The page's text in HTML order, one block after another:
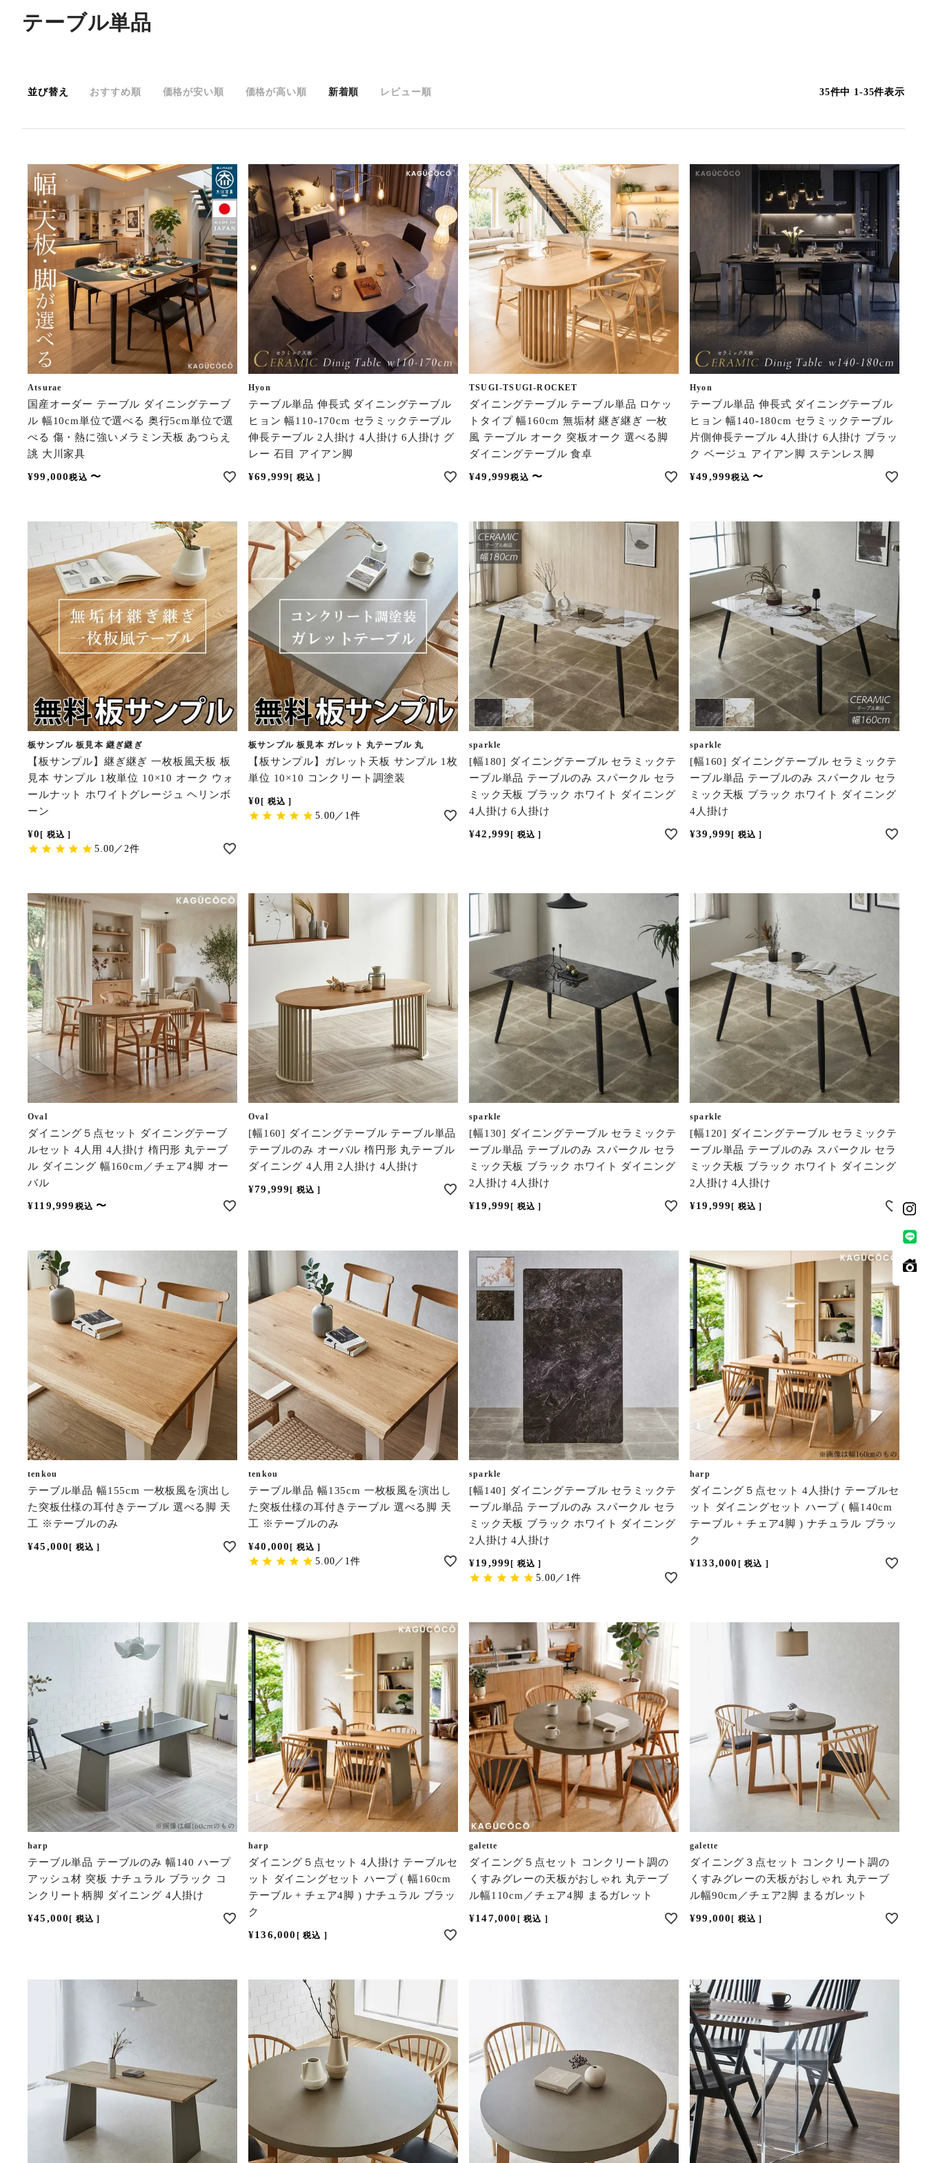
テーブル単品
並び替え おすすめ順 価格が安い順 価格が高い順 新着順 レビュー順 35件中 1-35件表示
Atsurae
国産オーダー テーブル ダイニングテーブ
ル 幅10cm単位で選べる 奥行5cm単位で選
べる 傷・熱に強いメラミン天板 あつらえ
誂 大川家具
¥99,000税込 〜
Hyon
テーブル単品 伸長式 ダイニングテーブル
ヒョン 幅110-170cm セラミックテーブル
伸長テーブル 2人掛け 4人掛け 6人掛け グ
レー 石目 アイアン脚
¥69,999 税込
TSUGI-TSUGI-ROCKET
ダイニングテーブル テーブル単品 ロケッ
トタイプ 幅160cm 無垢材 継ぎ継ぎ 一枚
風 テーブル オーク 突板オーク 選べる脚
ダイニングテーブル 食卓
¥49,999税込 〜
Hyon
テーブル単品 伸長式 ダイニングテーブル
ヒョン 幅140-180cm セラミックテーブル
片側伸長テーブル 4人掛け 6人掛け ブラッ
ク ベージュ アイアン脚 ステンレス脚
¥49,999税込 〜
板サンプル 板見本 継ぎ継ぎ
【板サンプル】継ぎ継ぎ 一枚板風天板 板
見本 サンプル 1枚単位 10×10 オーク ウォ
ールナット ホワイトグレージュ ヘリンボ
ーン
¥0 税込
5.00／2件
板サンプル 板見本 ガレット 丸テーブル 丸
【板サンプル】ガレット天板 サンプル 1枚
単位 10×10 コンクリート調塗装
¥0 税込
5.00／1件
sparkle
[幅180] ダイニングテーブル セラミックテ
ーブル単品 テーブルのみ スパークル セラ
ミック天板 ブラック ホワイト ダイニング
4人掛け 6人掛け
¥42,999 税込
sparkle
[幅160] ダイニングテーブル セラミックテ
ーブル単品 テーブルのみ スパークル セラ
ミック天板 ブラック ホワイト ダイニング
4人掛け
¥39,999 税込
Oval
ダイニング５点セット ダイニングテーブ
ルセット 4人用 4人掛け 楕円形 丸テーブ
ル ダイニング 幅160cm／チェア4脚 オー
バル
¥119,999 税込 〜
Oval
[幅160] ダイニングテーブル テーブル単品
テーブルのみ オーバル 楕円形 丸テーブル
ダイニング 4人用 2人掛け 4人掛け
¥79,999 税込
sparkle
[幅130] ダイニングテーブル セラミックテ
ーブル単品 テーブルのみ スパークル セラ
ミック天板 ブラック ホワイト ダイニング
2人掛け 4人掛け
¥19,999 税込
sparkle
[幅120] ダイニングテーブル セラミックテ
ーブル単品 テーブルのみ スパークル セラ
ミック天板 ブラック ホワイト ダイニング
2人掛け 4人掛け
¥19,999 税込
tenkou
テーブル単品 幅155cm 一枚板風を演出し
た突板仕様の耳付きテーブル 選べる脚 天
工 ※テーブルのみ
¥45,000 税込
tenkou
テーブル単品 幅135cm 一枚板風を演出し
た突板仕様の耳付きテーブル 選べる脚 天
工 ※テーブルのみ
¥40,000 税込
5.00／1件
sparkle
[幅140] ダイニングテーブル セラミックテ
ーブル単品 テーブルのみ スパークル セラ
ミック天板 ブラック ホワイト ダイニング
2人掛け 4人掛け
¥19,999 税込
5.00／1件
harp
ダイニング５点セット 4人掛け テーブルセ
ット ダイニングセット ハープ ( 幅140cm
テーブル + チェア4脚 ) ナチュラル ブラッ
ク
¥133,000 税込
harp
テーブル単品 テーブルのみ 幅140 ハープ
アッシュ材 突板 ナチュラル ブラック コ
ンクリート柄脚 ダイニング 4人掛け
¥45,000 税込
harp
ダイニング５点セット 4人掛け テーブルセ
ット ダイニングセット ハープ ( 幅160cm
テーブル + チェア4脚 ) ナチュラル ブラッ
ク
¥136,000 税込
galette
ダイニング５点セット コンクリート調の
くすみグレーの天板がおしゃれ 丸テーブ
ル幅110cm／チェア4脚 まるガレット
¥147,000 税込
galette
ダイニング３点セット コンクリート調の
くすみグレーの天板がおしゃれ 丸テーブ
ル幅90cm／チェア2脚 まるガレット
¥99,000 税込